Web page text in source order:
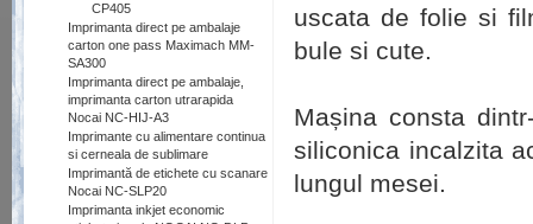
CP405
Imprimanta direct pe ambalaje
carton one pass Maximach MM-
SA300
Imprimanta direct pe ambalaje,
imprimanta carton utrarapida
Nocai NC-HIJ-A3
Imprimante cu alimentare continua
si cerneala de sublimare
Imprimantă de etichete cu scanare
Nocai NC-SLP20
Imprimanta inkjet economic
uscata de folie si
bule si cute.
Mașina consta
siliconica incalzita
lungul mesei.